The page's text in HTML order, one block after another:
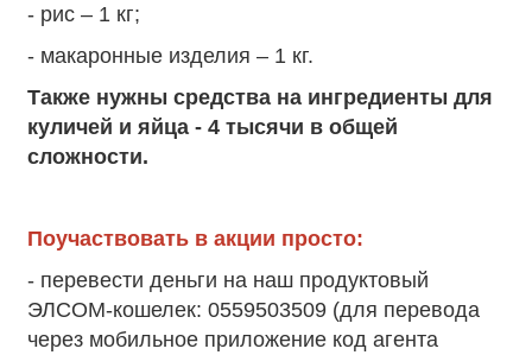
- рис – 1 кг;
- макаронные изделия – 1 кг.
Также нужны средства на ингредиенты для
куличей и яйца - 4 тысячи в общей
сложности.
Поучаствовать в акции просто:
- перевести деньги на наш продуктовый
ЭЛСОМ-кошелек: 0559503509 (для перевода
через мобильное приложение код агента